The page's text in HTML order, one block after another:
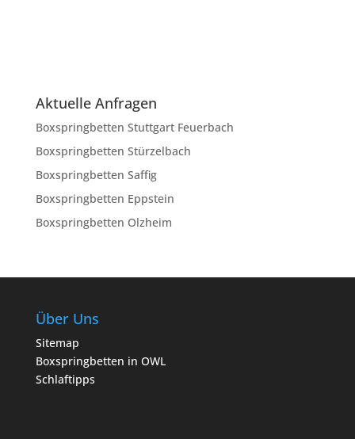
Aktuelle Anfragen
Boxspringbetten Stuttgart Feuerbach
Boxspringbetten Stürzelbach
Boxspringbetten Saffig
Boxspringbetten Eppstein
Boxspringbetten Olzheim
Über Uns
Sitemap
Boxspringbetten in OWL
Schlaftipps